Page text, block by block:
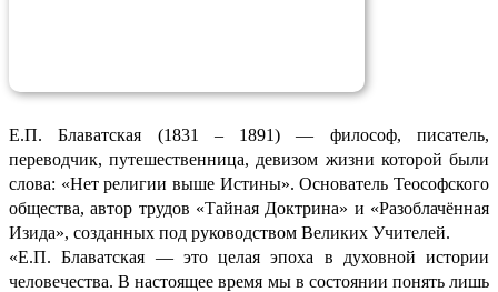
Е.П. Блаватская (1831 – 1891) — философ, писатель,
переводчик, путешественница, девизом жизни которой были
слова: «Нет религии выше Истины». Основатель Теософского
общества, автор трудов «Тайная Доктрина» и «Разоблачённая
Изида», созданных под руководством Великих Учителей.
«Е.П. Блаватская — это целая эпоха в духовной истории
человечества. В настоящее время мы в состоянии понять лишь